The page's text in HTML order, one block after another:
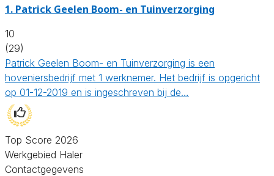
1. Patrick Geelen Boom- en Tuinverzorging
10
(29)
Patrick Geelen Boom- en Tuinverzorging is een
hoveniersbedrijf met 1 werknemer. Het bedrijf is opgericht
op 01-12-2019 en is ingeschreven bij de…
Top Score 2026
Werkgebied Haler
Contactgegevens